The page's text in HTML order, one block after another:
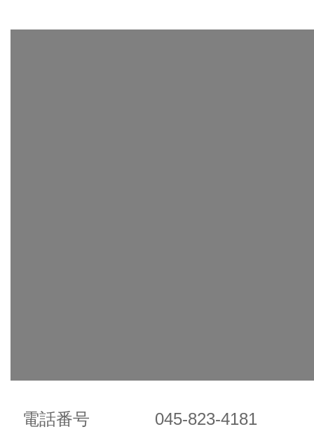
電話番号 045-823-4181